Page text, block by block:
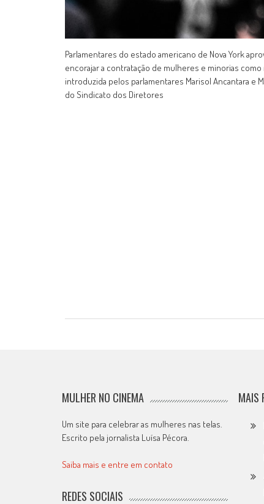
Parlamentares do estado americano de Nova York
encorajar a contratação de mulheres e minorias
introduzida pelos parlamentares Marisol Ancantara e
do Sindicato dos Diretores
MULHER NO CINEMA
Um site para celebrar as mulheres nas telas.
Escrito pela jornalista Luísa Pécora.
Saiba mais e entre em contato
REDES SOCIAIS
MAIS